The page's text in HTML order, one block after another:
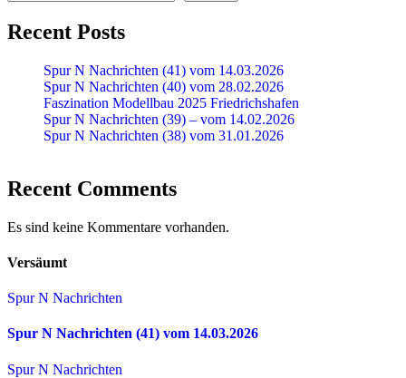
Recent Posts
Spur N Nachrichten (41) vom 14.03.2026
Spur N Nachrichten (40) vom 28.02.2026
Faszination Modellbau 2025 Friedrichshafen
Spur N Nachrichten (39) – vom 14.02.2026
Spur N Nachrichten (38) vom 31.01.2026
Recent Comments
Es sind keine Kommentare vorhanden.
Versäumt
Spur N Nachrichten
Spur N Nachrichten (41) vom 14.03.2026
Spur N Nachrichten